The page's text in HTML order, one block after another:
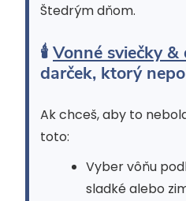
Štedrým dňom.
🕯 Vonné sviečky
darček, ktorý
Ak chceš, aby to
toto:
Vyber vôňu
sladké alebo